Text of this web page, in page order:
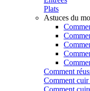
Plats
Astuces du
Comment
Comment
Comment